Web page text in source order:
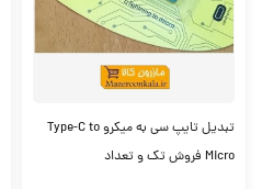
تبدیل تایپ سی به میکرو Type-C to
Micro فروش تک و تعداد